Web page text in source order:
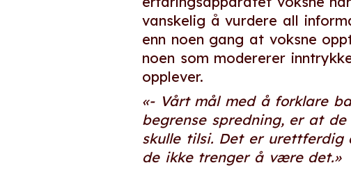
vanskelig å vurdere all
enn noen gang at voksne
noen som modererer
opplever.
«- Vårt mål med å forklare
begrense spredning, er at
skulle tilsi. Det er urettferdig
de ikke trenger å være det.»